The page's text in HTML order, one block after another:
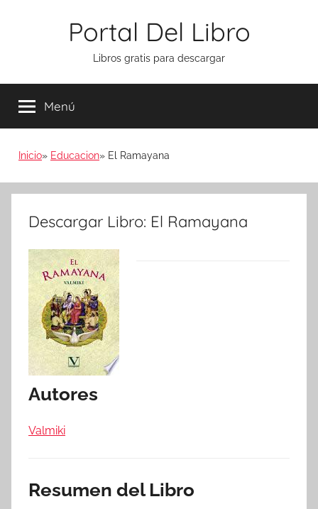
Portal Del Libro
Libros gratis para descargar
Menú
Inicio Educacion El Ramayana
Descargar Libro: El Ramayana
Autores
Valmiki
Resumen del Libro